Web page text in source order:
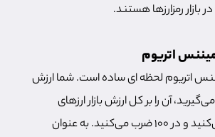
رمزارزها هستند.
اتریوم
اتریوم لحظه ای ساده است. شما ارزش
می‌گیرید، آن را بر کل ارزش بازار ارزهای
دیجیتال تقسیم می‌کنید و در ۱۰۰ ضرب می‌کنید. به عنوان